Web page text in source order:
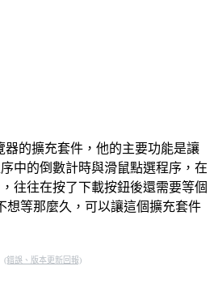
器的擴充套件，他的主要功能是讓
中的倒數計時與滑鼠點選程序，在
往往在按了下載按鈕後還需要等個
想等那麼久，可以讓這個擴充套件
(錯誤、版本更新回報)